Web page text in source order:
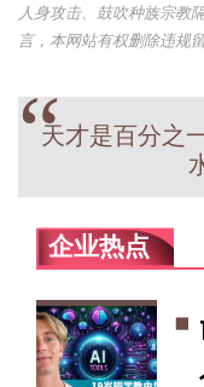
人身攻击、鼓吹种族宗教
言，本网站有权删除违规
“天才是百分之
企业热点